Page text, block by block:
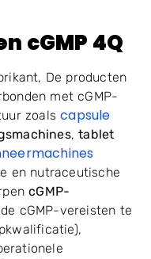
cGMP 4Q
De producten
met cGMP-
zoalscapsule
,tablet
en nutraceutische
cGMP-
cGMP-vereisten te